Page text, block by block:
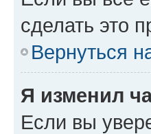
сделать это
Вернуться
Я изменил
Если вы